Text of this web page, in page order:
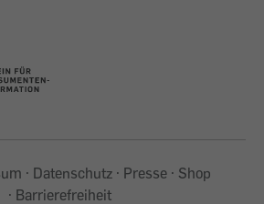
Datenschutz Presse
Shop
Barrierefreiheit